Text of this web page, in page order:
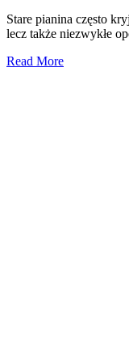
Stare pianina często
lecz także niezwykłe
Read More